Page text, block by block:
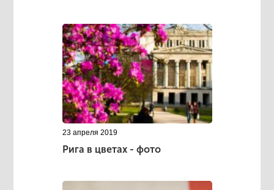
23 апреля 2019
Рига в цветах - фото